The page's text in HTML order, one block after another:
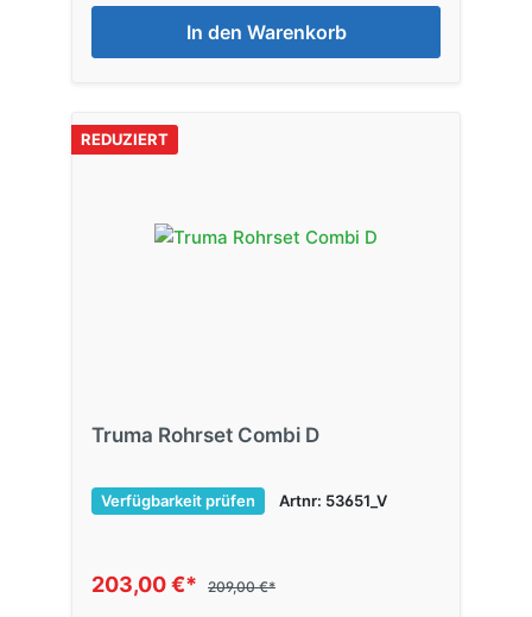
In den Warenkorb
REDUZIERT
Truma Rohrset Combi D
Verfügbarkeit prüfen Artnr: 53651_V
203,00 €* 209,00 €*